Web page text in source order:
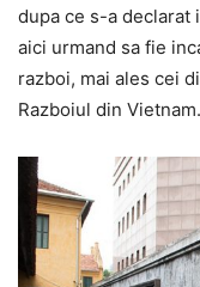
dupa ce s-a declarat
aici urmand sa fie
razboi, mai ales cei
Razboiul din Vietnam.